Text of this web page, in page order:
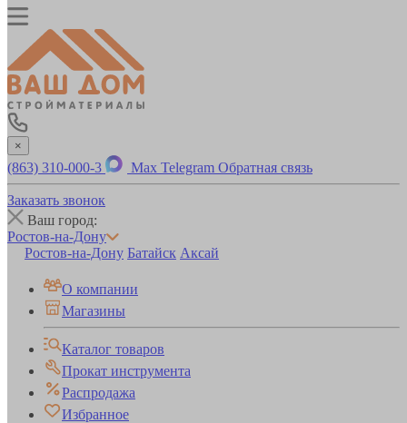
×
(863) 310-000-3 Max Telegram Обратная связь
Заказать звонок
Ваш город:
Ростов-на-Дону
Ростов-на-Дону Батайск Аксай
О компании
Магазины
Каталог товаров
Прокат инструмента
Распродажа
Избранное